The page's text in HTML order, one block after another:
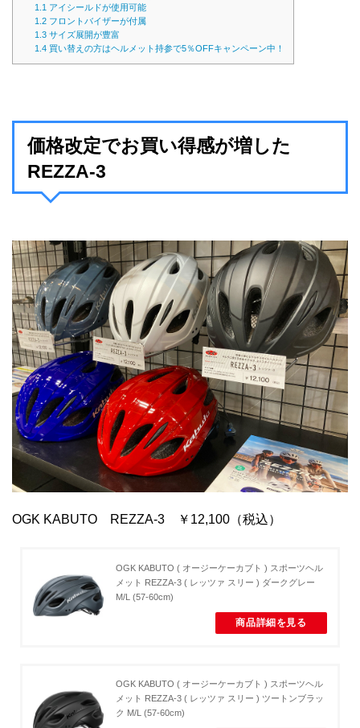
1.1 アイシールドが使用可能
1.2 フロントバイザーが付属
1.3 サイズ展開が豊富
1.4 買い替えの方はヘルメット持参で5％OFFキャンペーン中！
価格改定でお買い得感が増した
REZZA-3
OGK KABUTO REZZA-3 ￥12,100（税込）
OGK KABUTO ( オージーケーカブト ) スポーツヘル
メット REZZA-3 ( レッツァ スリー ) ダークグレー
M/L (57-60cm)
商品詳細を見る
OGK KABUTO ( オージーケーカブト ) スポーツヘル
メット REZZA-3 ( レッツァ スリー ) ツートンブラッ
ク M/L (57-60cm)